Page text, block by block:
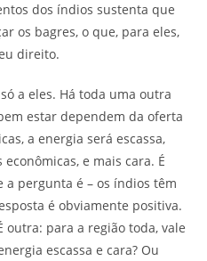
dos índios sustenta que
os bagres, o que, para eles,
direito.
a eles. Há toda uma outra
estar dependem da oferta
a energia será escassa,
e mais cara. É
a pergunta é – os índios têm
é obviamente positiva.
outra: para a região toda, vale
escassa e cara? Ou